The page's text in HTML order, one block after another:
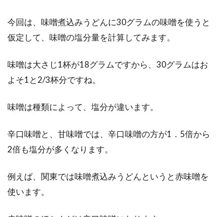
今回は、味噌煮込みうどんに30グラムの味噌を使うと
仮定して、味噌の塩分量を計算してみます。
味噌は大さじ1杯が18グラムですから、30グラムはお
よそ1と2/3杯分ですね。
味噌は種類によって、塩分が違います。
辛口味噌と、甘味噌では、辛口味噌の方が1．5倍から
2倍も塩分が多くなります。
例えば、関東では味噌煮込みうどんというと赤味噌を
使います。